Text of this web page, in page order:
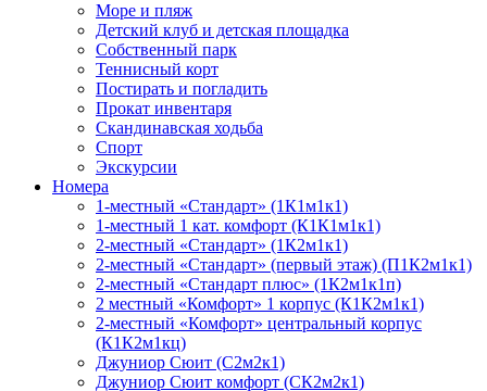
Море и пляж
Детский клуб и детская площадка
Собственный парк
Теннисный корт
Постирать и погладить
Прокат инвентаря
Скандинавская ходьба
Спорт
Экскурсии
Номера
1-местный «Стандарт» (1К1м1к1)
1-местный 1 кат. комфорт (К1К1м1к1)
2-местный «Стандарт» (1К2м1к1)
2-местный «Стандарт» (первый этаж) (П1К2м1к1)
2-местный «Стандарт плюс» (1К2м1к1п)
2 местный «Комфорт» 1 корпус (К1К2м1к1)
2-местный «Комфорт» центральный корпус
(К1К2м1кц)
Джуниор Сюит (С2м2к1)
Джуниор Сюит комфорт (СК2м2к1)